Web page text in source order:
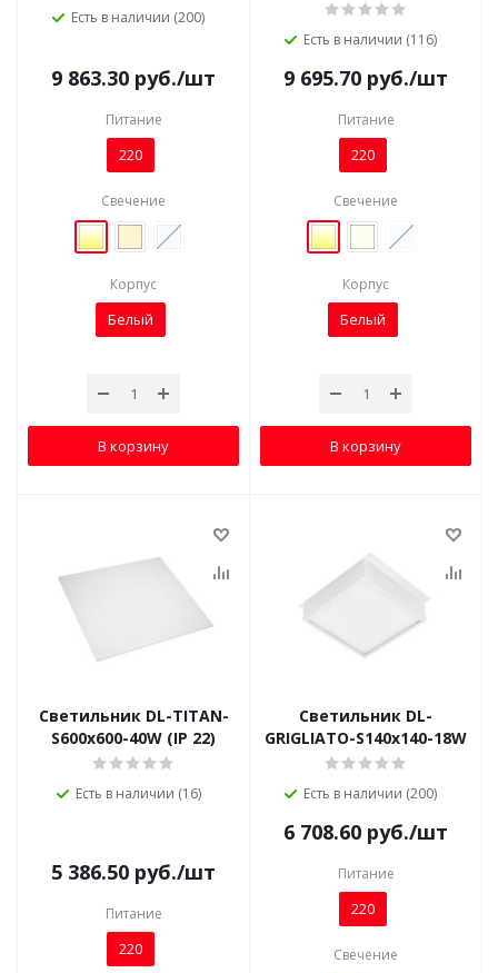
Есть в наличии (200)
9 863.30 руб./шт
Питание
220
Свечение
Корпус
Белый
В корзину
Есть в наличии (116)
9 695.70 руб./шт
Питание
220
Свечение
Корпус
Белый
В корзину
Светильник DL-TITAN-
S600x600-40W (IP 22)
Есть в наличии (16)
5 386.50 руб./шт
Питание
220
Светильник DL-
GRIGLIATO-S140x140-18W
Есть в наличии (200)
6 708.60 руб./шт
Питание
220
Свечение